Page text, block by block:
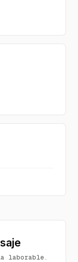
laborable.